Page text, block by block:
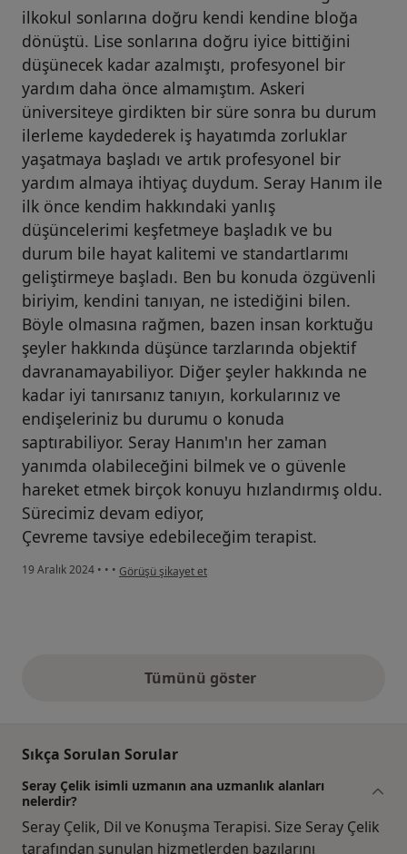
ilkokul sonlarına doğru kendi kendine bloğa
dönüştü. Lise sonlarına doğru iyice bittiğini
düşünecek kadar azalmıştı, profesyonel bir
yardım daha önce almamıştım. Askeri
üniversiteye girdikten bir süre sonra bu durum
ilerleme kaydederek iş hayatımda zorluklar
yaşatmaya başladı ve artık profesyonel bir
yardım almaya ihtiyaç duydum. Seray Hanım ile
ilk önce kendim hakkındaki yanlış
düşüncelerimi keşfetmeye başladık ve bu
durum bile hayat kalitemi ve standartlarımı
geliştirmeye başladı. Ben bu konuda özgüvenli
biriyim, kendini tanıyan, ne istediğini bilen.
Böyle olmasına rağmen, bazen insan korktuğu
şeyler hakkında düşünce tarzlarında objektif
davranamayabiliyor. Diğer şeyler hakkında ne
kadar iyi tanırsanız tanıyın, korkularınız ve
endişeleriniz bu durumu o konuda
saptırabiliyor. Seray Hanım'ın her zaman
yanımda olabileceğini bilmek ve o güvenle
hareket etmek birçok konuyu hızlandırmış oldu.
Sürecimiz devam ediyor,
Çevreme tavsiye edebileceğim terapist.
19 Aralık 2024 • • • kullanıcının görüşüne göre e...
Görüşü şikayet et
Tümünü gösteryukarıdaki görüşler
Sıkça Sorulan Sorular
Seray Çelik isimli uzmanın ana uzmanlık alanları
nelerdir?
Seray Çelik, Dil ve Konuşma Terapisi. Size Seray Çelik
tarafından sunulan hizmetlerden bazılarını